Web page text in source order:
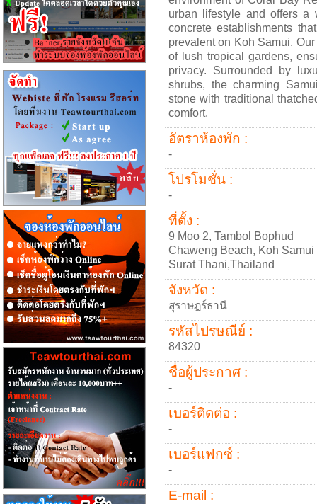
urban lifestyle and offers a
concrete establishments
prevalent on Koh Samui.
of lush tropical gardens,
privacy. Surrounded by
shrubs, the charming
stone with traditional
comfort.
อัตราห้องพัก :
-
โปรโมชั่น :
-
ที่ตั้ง :
9 Moo 2, Tambol Bophud
Chaweng Beach, Koh Samui
Surat Thani,Thailand
จังหวัด :
สุราษฎร์ธานี
รหัสไปรษณีย์ :
84320
ชื่อผู้ประกาศ :
-
เบอร์ติดต่อ :
-
เบอร์แฟกซ์ :
-
E-mail :